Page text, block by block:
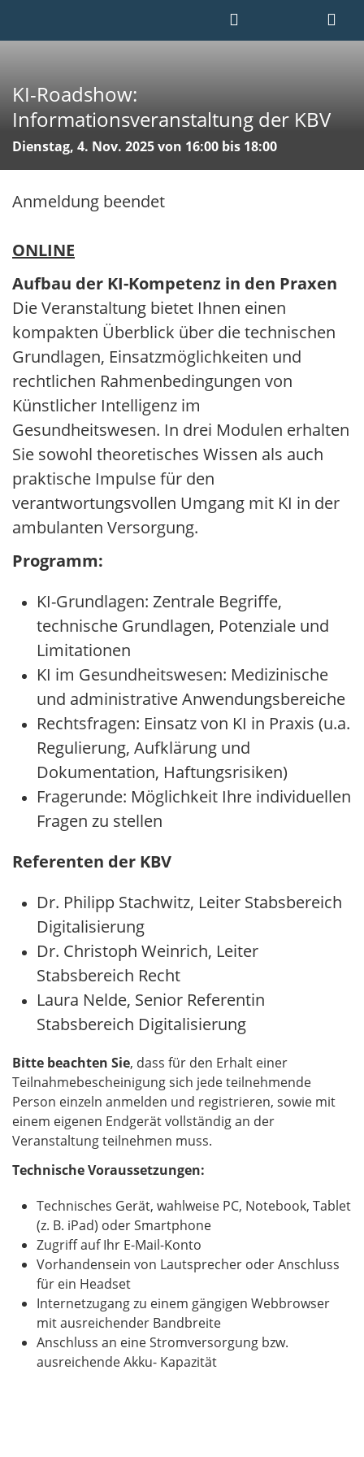
KI-Roadshow:
Informationsveranstaltung der KBV
Dienstag, 4. Nov. 2025 von 16:00 bis 18:00
Anmeldung beendet
ONLINE
Aufbau der KI-Kompetenz in den Praxen
​​​​​​​Die Veranstaltung bietet Ihnen einen
kompakten Überblick über die technischen
Grundlagen, Einsatzmöglichkeiten und
rechtlichen Rahmenbedingungen von
Künstlicher Intelligenz im
Gesundheitswesen. In drei Modulen erhalten
Sie sowohl theoretisches Wissen als auch
praktische Impulse für den
verantwortungsvollen Umgang mit KI in der
ambulanten Versorgung.
Programm:
KI-Grundlagen: Zentrale Begriffe,
technische Grundlagen, Potenziale und
Limitationen
KI im Gesundheitswesen: Medizinische
und administrative Anwendungsbereiche
Rechtsfragen: Einsatz von KI in Praxis (u.a.
Regulierung, Aufklärung und
Dokumentation, Haftungsrisiken)
Fragerunde: Möglichkeit Ihre individuellen
Fragen zu stellen
Referenten der KBV
Dr. Philipp Stachwitz, Leiter Stabsbereich
Digitalisierung
Dr. Christoph Weinrich, Leiter
Stabsbereich Recht
Laura Nelde, Senior Referentin
Stabsbereich Digitalisierung
Bitte beachten Sie, dass für den Erhalt einer
Teilnahmebescheinigung sich jede teilnehmende
Person einzeln anmelden und registrieren, sowie mit
einem eigenen Endgerät vollständig an der
Veranstaltung teilnehmen muss.
Technische Voraussetzungen:
Technisches Gerät, wahlweise PC, Notebook, Tablet
(z. B. iPad) oder Smartphone
Zugriff auf Ihr E-Mail-Konto
Vorhandensein von Lautsprecher oder Anschluss
für ein Headset
Internetzugang zu einem gängigen Webbrowser
mit ausreichender Bandbreite
Anschluss an eine Stromversorgung bzw.
ausreichende Akku- Kapazität